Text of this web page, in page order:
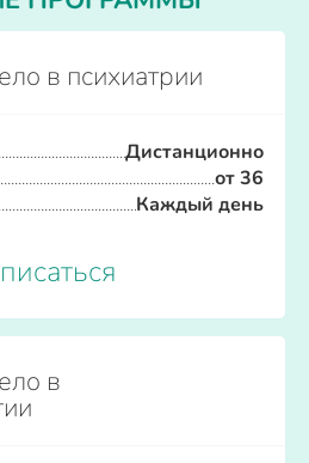
в психиатрии
Дистанционно
от 36
Каждый день
в